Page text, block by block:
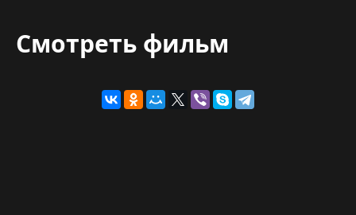
Смотреть фильм